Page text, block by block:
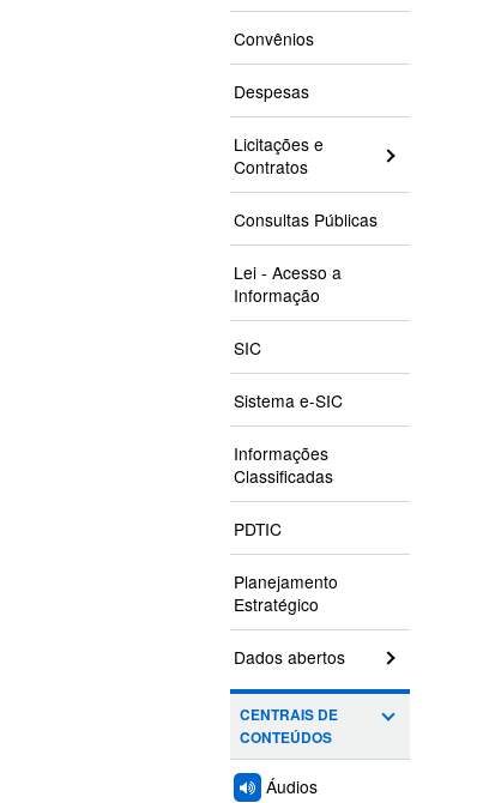
Convênios
Despesas
Licitações e
Contratos
Consultas Públicas
Lei - Acesso a
Informação
SIC
Sistema e-SIC
Informações
Classificadas
PDTIC
Planejamento
Estratégico
Dados abertos
CENTRAIS DE
CONTEÚDOS
Áudios